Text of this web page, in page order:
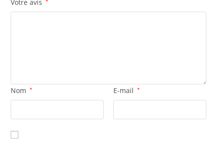
Votre avis
Nom * E-mail *